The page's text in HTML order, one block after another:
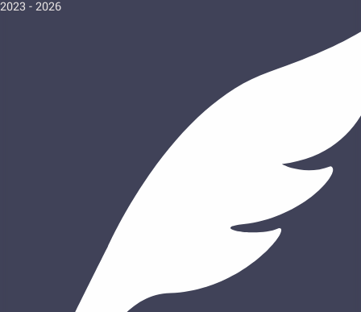
2023 - 2026